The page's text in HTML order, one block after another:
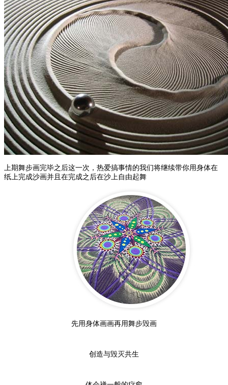
上期舞步画完毕之后这一次，热爱搞事情的我们将继续带你用身体在
纸上完成沙画并且在完成之后在沙上自由起舞
先用身体画画再用舞步毁画
创造与毁灭共生